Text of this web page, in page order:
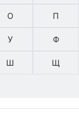
О П
У Ф
Ш Щ